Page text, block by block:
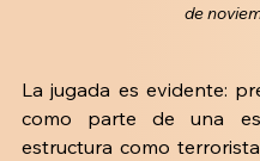
de
La jugada es evidente:
como parte de una
estructura como